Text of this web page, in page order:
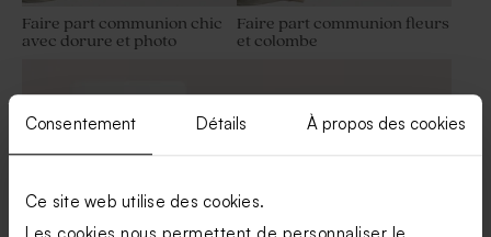
Consentement Détails À propos des cookies
Ce site web utilise des cookies.
Vase rose pour cadeau invité
communion
Contenant à dragées
communion en velours rose
Faire part communion chic
avec dorure et photo
Faire part communion fleurs
et colombe